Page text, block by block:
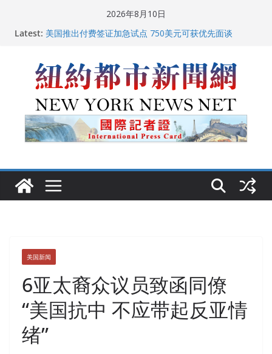
2026年8月10日
Latest: 美国推出付费签证加急试点 750美元可获优先面谈
人！
FBI联合纽约警方突袭多名警界高层住所 涉纽约警察局腐
败刑事调查
中国驻美国大使谢锋邀请美国老教师罗纳德·萨科尔斯基
再次访华
美国新闻
6亚太裔众议员致函同僚
“美国抗中 不应带起反亚情
绪”